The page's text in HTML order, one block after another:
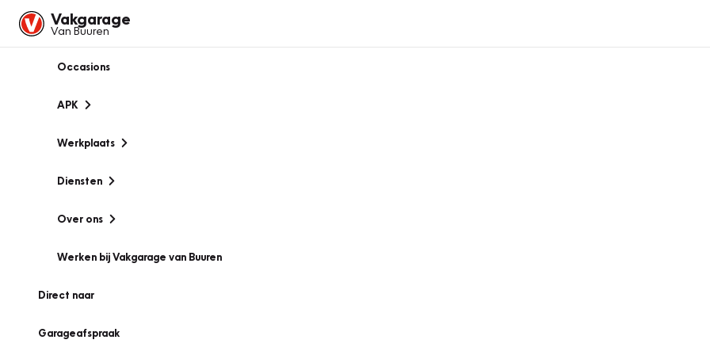
Vakgarage
Van Buuren
Occasions
APK
Werkplaats
Diensten
Over ons
Werken bij Vakgarage van Buuren
Direct naar
Garageafspraak